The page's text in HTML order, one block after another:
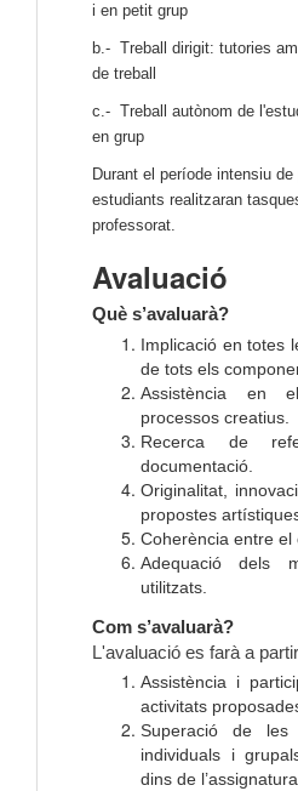
i en petit grup
b.- Treball dirigit: tutories
de treball
c.- Treball autònom de
en grup
Durant el període intensiu
estudiants realitzaran
professorat.
Avaluació
Què s’avaluarà?
Implicació en totes
de tots els
Assistència en
processos creatius.
Recerca de
documentació.
Originalitat,
propostes
Coherència entre el
Adequació dels
utilitzats.
Com s’avaluarà?
L'avaluació es farà a
Assistència i
activitats
Superació de les
individuals i
dins de l’assignatura.